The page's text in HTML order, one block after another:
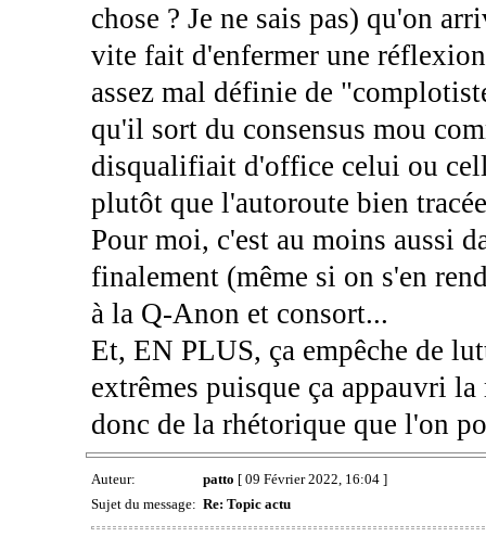
chose ? Je ne sais pas) qu'on
vite fait d'enfermer une
assez mal définie de
qu'il sort du consensus mou
disqualifiait d'office celui ou
plutôt que l'autoroute bien
Pour moi, c'est au moins aussi
finalement (même si on s'en
à la Q-Anon et consort...
Et, EN PLUS, ça empêche de
extrêmes puisque ça appauvri
donc de la rhétorique que l'on
Auteur: patto [ 09 Février 2022, 16:04 ]
Sujet du message: Re: Topic actu